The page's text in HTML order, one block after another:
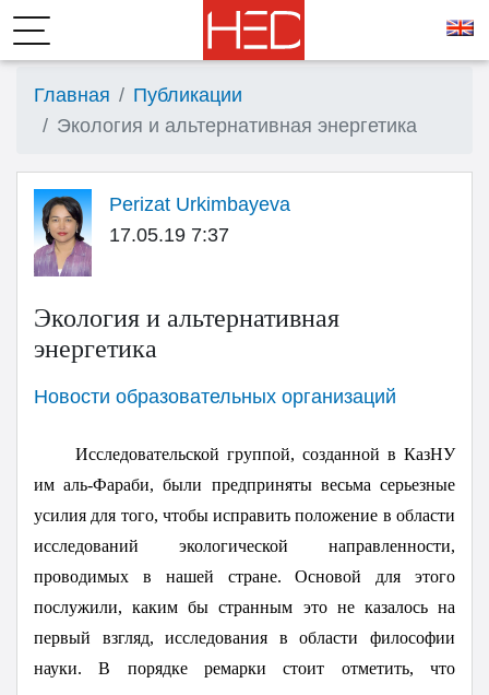
Главная
Публикации
Экология и альтернативная энергетика
Perizat Urkimbayeva
17.05.19 7:37
Экология и альтернативная
энергетика
Новости образовательных организаций
Исследовательской группой, созданной в КазНУ
им аль-Фараби, были предприняты весьма серьезные
усилия для того, чтобы исправить положение в области
исследований экологической направленности,
проводимых в нашей стране. Основой для этого
послужили, каким бы странным это не казалось на
первый взгляд, исследования в области философии
науки. В порядке ремарки стоит отметить, что